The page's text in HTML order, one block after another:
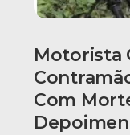
Motorista
Com